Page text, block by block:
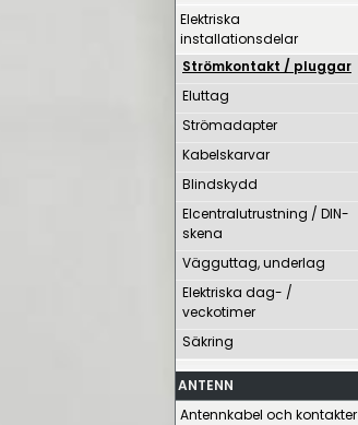
Elektriska
installationsdelar
Strömkontakt / pluggar
Eluttag
Strömadapter
Kabelskarvar
Blindskydd
Elcentralutrustning / DIN-
skena
Vägguttag, underlag
Elektriska dag- /
veckotimer
Säkring
ANTENN
Antennkabel och kontakter